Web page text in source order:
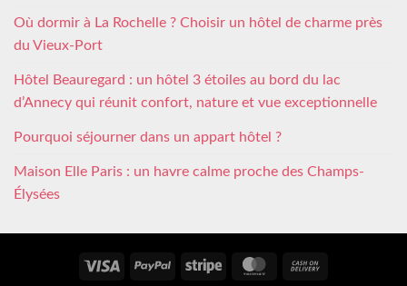
Où dormir à La Rochelle ? Choisir un hôtel de charme près
du Vieux-Port
Hôtel Beauregard : un hôtel 3 étoiles au bord du lac
d’Annecy qui réunit confort, nature et vue exceptionnelle
Pourquoi séjourner dans un appart hôtel ?
Maison Elle Paris : un havre calme proche des Champs-
Élysées
Visa PayPal Stripe MasterCard